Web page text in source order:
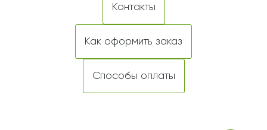
Контакты
Как оформить заказ
Способы оплаты